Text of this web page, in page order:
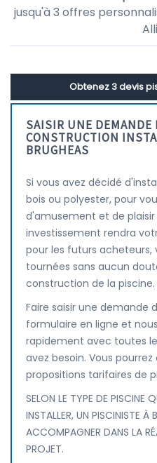
jusqu'à 3 offres
Obtenez 3 devis
SAISIR UNE DEMANDE
CONSTRUCTION
BRUGHEAS
Si vous avez décidé
bois ou polyester, pour
d'amusement et de
investissement rendra
pour les futurs acheteurs,
tournées sans aucun
construction de la piscine.
Faire saisir une demande
formulaire en ligne et
rapidement avec toutes
avez besoin. Vous
propositions tarifaires de
SELON LE TYPE DE PISCINE
INSTALLER, UN PISCINISTE
ACCOMPAGNER DANS LA
PROJET.